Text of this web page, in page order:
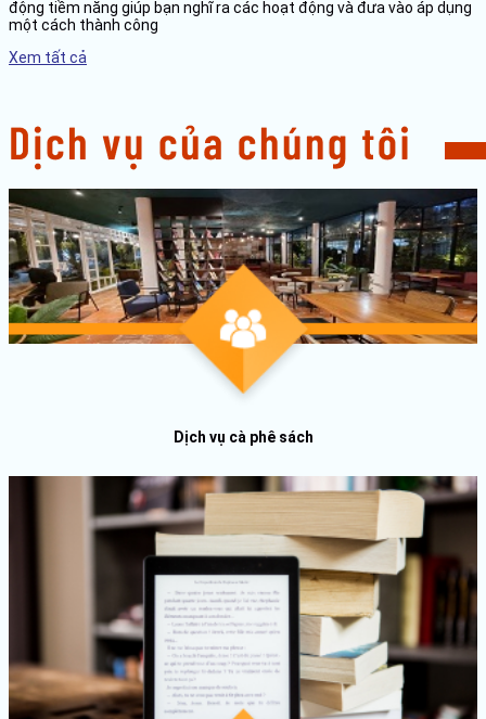
động tiềm năng giúp bạn nghĩ ra các hoạt động và đưa vào áp dụng
một cách thành công
Xem tất cả
Dịch vụ cà phê sách